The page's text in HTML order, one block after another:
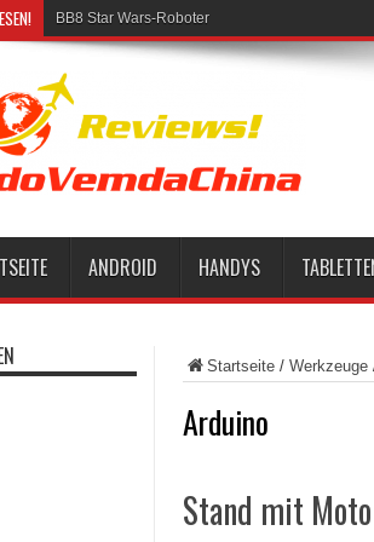
BB8 Star Wars-Roboter
ANDROID HANDYS
Startseite / Werkzeuge
Arduino
Stand mit